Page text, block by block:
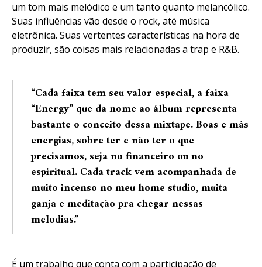
um tom mais melódico e um tanto quanto melancólico.
Suas influências vão desde o rock, até música
eletrônica. Suas vertentes características na hora de
produzir, são coisas mais relacionadas a trap e R&B.
“Cada faixa tem seu valor especial, a faixa
“Energy” que da nome ao álbum representa
bastante o conceito dessa mixtape. Boas e más
energias, sobre ter e não ter o que
precisamos, seja no financeiro ou no
espiritual. Cada track vem acompanhada de
muito incenso no meu home studio, muita
ganja e meditação pra chegar nessas
melodias.”
É um trabalho que conta com a participação de